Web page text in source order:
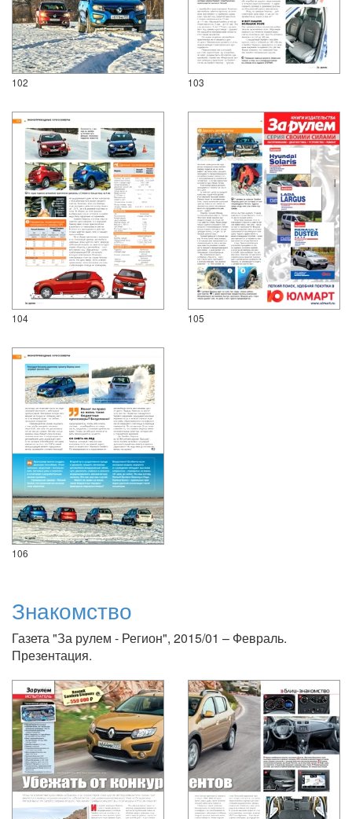
102 103
104 105
106
Знакомство
Газета "За рулем - Регион", 2015/01 – Февраль.
Презентация.